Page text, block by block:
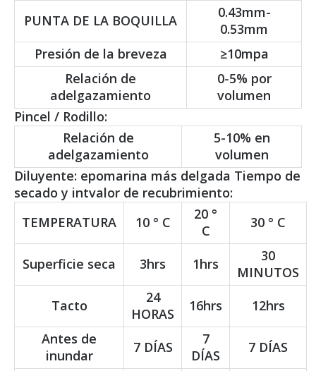
PUNTA DE LA BOQUILLA
0.43mm-
0.53mm
Presión de la breveza
≥10mpa
Relación de
adelgazamiento
0-5% por
volumen
Pincel / Rodillo:
Relación de
adelgazamiento
5-10% en
volumen
Diluyente: epomarina más delgada Tiempo de
secado y intvalor de recubrimiento:
TEMPERATURA
10 ° C
20 °
C
30 ° C
Superficie seca 3hrs 1hrs
30
MINUTOS
Tacto
24
HORAS
16hrs
12hrs
Antes de
inundar
7 DÍAS
7
DÍAS
7 DÍAS